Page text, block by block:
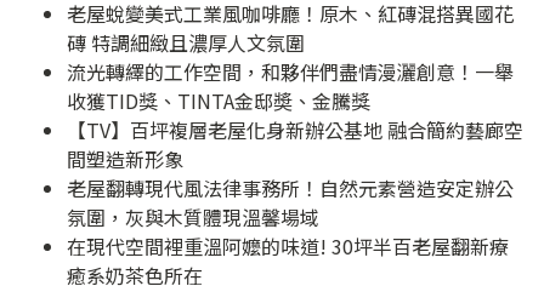
老屋蛻變美式工業風咖啡廳！原木、紅磚混搭異國花
磚 特調細緻且濃厚人文氛圍
流光轉繹的工作空間，和夥伴們盡情漫灑創意！一舉
收獲TID獎、TINTA金邸奬、金騰獎
【TV】百坪複層老屋化身新辦公基地 融合簡約藝廊空
間塑造新形象
老屋翻轉現代風法律事務所！自然元素營造安定辦公
氛圍，灰與木質體現溫馨場域
在現代空間裡重溫阿嬤的味道! 30坪半百老屋翻新療
癒系奶茶色所在